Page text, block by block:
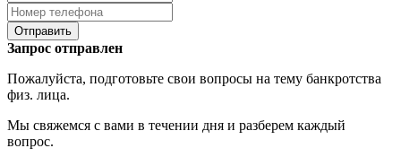
Отправить
Запрос отправлен
Пожалуйста, подготовьте свои вопросы на тему банкротства
физ. лица.
Мы свяжемся с вами в течении дня и разберем каждый
вопрос.